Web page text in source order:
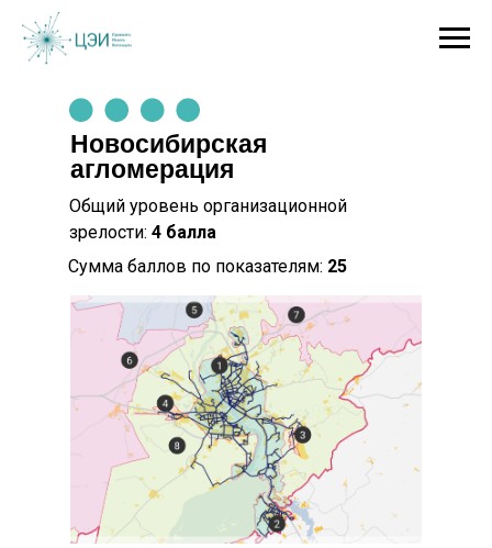
Новосибирская
агломерация
Общий уровень организационной
зрелости: 4 балла
Сумма баллов по показателям: 25